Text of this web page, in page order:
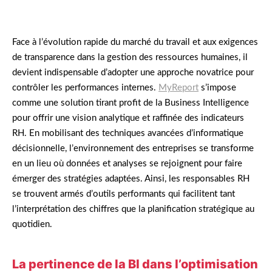
Face à l’évolution rapide du marché du travail et aux exigences
de transparence dans la gestion des ressources humaines, il
devient indispensable d’adopter une approche novatrice pour
contrôler les performances internes. MyReport s’impose
comme une solution tirant profit de la Business Intelligence
pour offrir une vision analytique et raffinée des indicateurs
RH. En mobilisant des techniques avancées d’informatique
décisionnelle, l’environnement des entreprises se transforme
en un lieu où données et analyses se rejoignent pour faire
émerger des stratégies adaptées. Ainsi, les responsables RH
se trouvent armés d’outils performants qui facilitent tant
l’interprétation des chiffres que la planification stratégique au
quotidien.
La pertinence de la BI dans l’optimisation